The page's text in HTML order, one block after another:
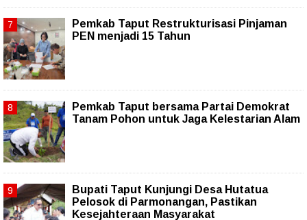
Pemkab Taput Restrukturisasi Pinjaman
PEN menjadi 15 Tahun‎
Pemkab Taput bersama Partai Demokrat
Tanam Pohon untuk Jaga Kelestarian Alam
Bupati Taput Kunjungi Desa Hutatua
Pelosok di Parmonangan, Pastikan
Kesejahteraan Masyarakat